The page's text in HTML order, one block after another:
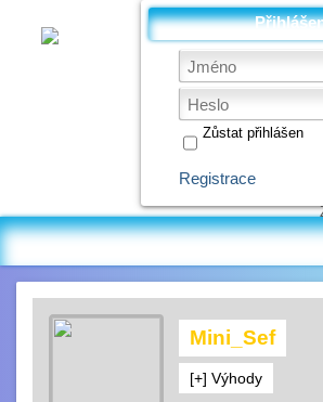
Zůstat přihlášen
Registrace
Mini_Sef
[+] Výhody